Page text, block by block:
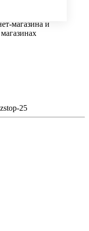
магазина и
25